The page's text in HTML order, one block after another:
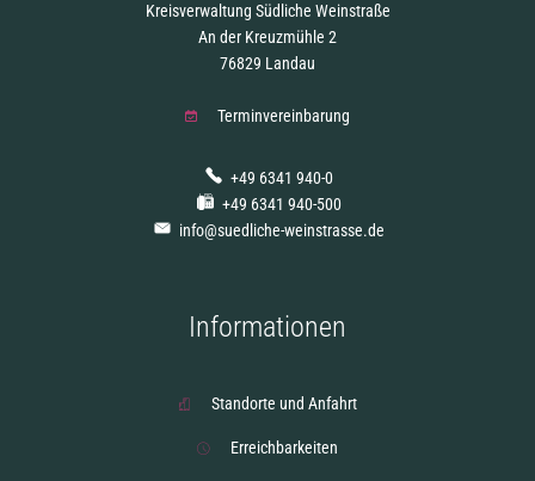
Kreisverwaltung Südliche Weinstraße
An der Kreuzmühle 2
76829 Landau
Terminvereinbarung
+49 6341 940-0
+49 6341 940-500
info@suedliche-weinstrasse.de
Informationen
Standorte und Anfahrt
Erreichbarkeiten